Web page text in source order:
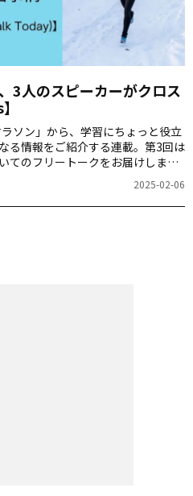
3人のスピーカーがクロス
ソン」から、学習にちょっと役立
る情報をご紹介する連載。第3回は
てのフリートークをお届けしま
2025-02-06